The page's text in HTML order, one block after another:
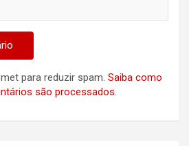
para reduzir spam. Saiba como
são processados.